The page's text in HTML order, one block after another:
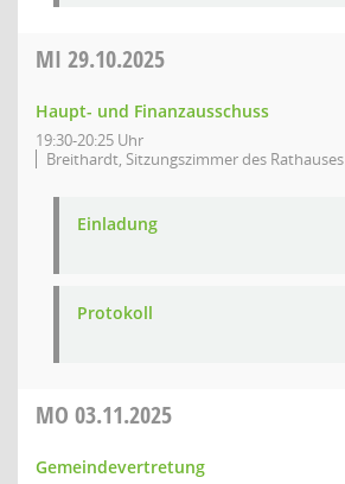
MI 29.10.2025
Haupt- und Finanzausschuss
19:30-20:25 Uhr
Breithardt, Sitzungszimmer des Rathauses
Einladung
Protokoll
MO 03.11.2025
Gemeindevertretung